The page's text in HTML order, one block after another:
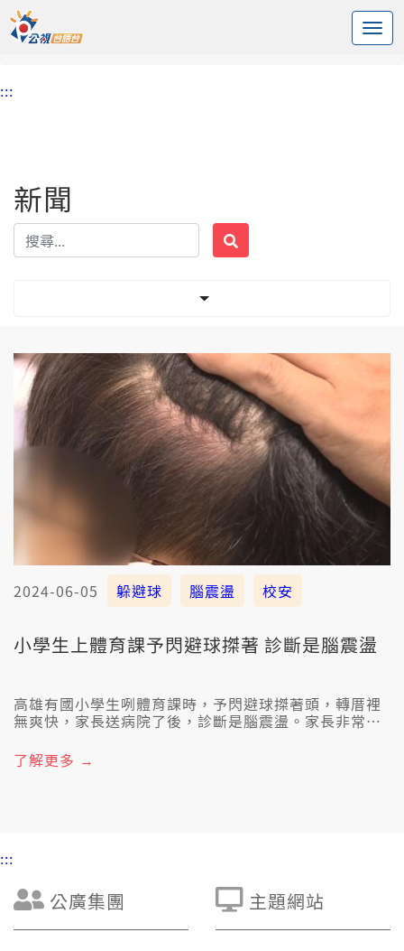
中央內容區塊
頭頁
:::
新聞
2024-06-05 躲避球 腦震盪 校安
小學生上體育課予閃避球搩著 診斷是腦震盪
高雄有國小學生咧體育課時，予閃避球搩著頭，轉厝裡
無爽快，家長送病院了後，診斷是腦震盪。家長非常不
保健室檢查，要求教育局愛查。
了解更多 →
:::
公廣集團 主題網站